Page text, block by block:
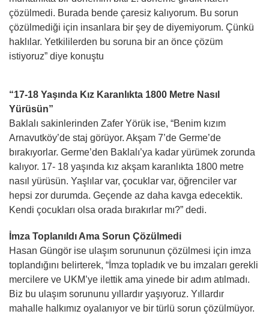
çözülmedi. Burada bende çaresiz kalıyorum. Bu sorun
çözülmediği için insanlara bir şey de diyemiyorum. Çünkü
haklılar. Yetkililerden bu soruna bir an önce çözüm
istiyoruz” diye konuştu
“17-18 Yaşında Kız Karanlıkta 1800 Metre Nasıl
Yürüsün”
Baklalı sakinlerinden Zafer Yörük ise, “Benim kızım
Arnavutköy’de staj görüyor. Akşam 7’de Germe’de
bırakıyorlar. Germe’den Baklalı’ya kadar yürümek zorunda
kalıyor. 17- 18 yaşında kız akşam karanlıkta 1800 metre
nasıl yürüsün. Yaşlılar var, çocuklar var, öğrenciler var
hepsi zor durumda. Geçende az daha kavga edecektik.
Kendi çocukları olsa orada bırakırlar mı?” dedi.
İmza Toplanıldı Ama Sorun Çözülmedi
Hasan Güngör ise ulaşım sorununun çözülmesi için imza
toplandığını belirterek, “İmza topladık ve bu imzaları gerekli
mercilere ve UKM’ye ilettik ama yinede bir adım atılmadı.
Biz bu ulaşım sorununu yıllardır yaşıyoruz. Yıllardır
mahalle halkımız oyalanıyor ve bir türlü sorun çözülmüyor.